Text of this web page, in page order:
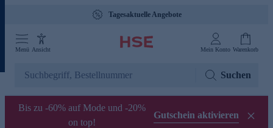
Tagesaktuelle Angebote
Menü Ansicht Mein Konto Warenkorb
Suchen
Bis zu -60% auf Mode und -20%
on top!
Gutschein aktivieren